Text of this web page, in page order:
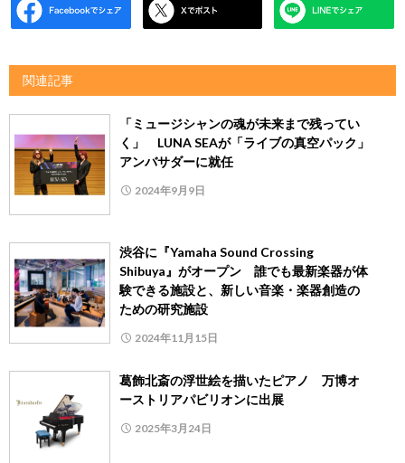
関連記事
「ミュージシャンの魂が未来まで残ってい
く」 LUNA SEAが「ライブの真空パック」
アンバサダーに就任
2024年9月9日
渋谷に『Yamaha Sound Crossing
Shibuya』がオープン 誰でも最新楽器が体
験できる施設と、新しい音楽・楽器創造の
ための研究施設
2024年11月15日
葛飾北斎の浮世絵を描いたピアノ 万博オ
ーストリアパビリオンに出展
2025年3月24日